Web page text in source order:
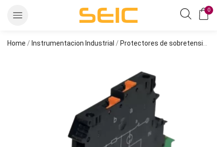
0
Home / Instrumentacion Industrial / Protectores de sobretensión